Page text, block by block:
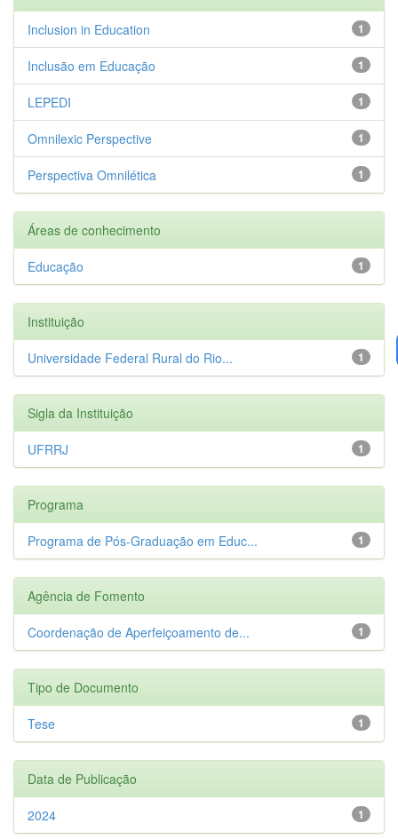
1
Inclusion in Education
1
Inclusão em Educação
1
LEPEDI
1
Omnilexic Perspective
1
Perspectiva Omnilética
Áreas de conhecimento
1
Educação
Instituição
1
Universidade Federal Rural do Rio...
Sigla da Instituição
1
UFRRJ
Programa
1
Programa de Pós-Graduação em Educ...
Agência de Fomento
1
Coordenação de Aperfeiçoamento de...
Tipo de Documento
1
Tese
Data de Publicação
1
2024